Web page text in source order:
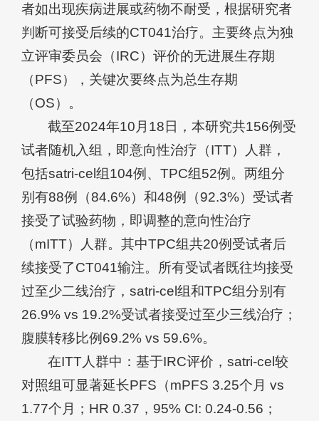
者如出现疾病进展或药物不耐受，根据研究者
判断可接受后续的CT041治疗。主要终点为独
立评审委员会（IRC）评价的无进展生存期
（PFS），关键次要终点为总生存期
（OS）。
截至2024年10月18日，本研究共156例受
试者随机入组，即意向性治疗（ITT）人群，
包括satri-cel组104例、TPC组52例。两组分
别有88例（84.6%）和48例（92.3%）受试者
接受了试验药物，即调整的意向性治疗
（mITT）人群。其中TPC组共20例受试者后
续接受了CT041输注。所有受试者既往均接受
过至少二线治疗，satri-cel组和TPC组分别有
26.9% vs 19.2%受试者接受过至少三线治疗；
腹膜转移比例69.2% vs 59.6%。
在ITT人群中：基于IRC评价，satri-cel较
对照组可显著延长PFS（mPFS 3.25个月 vs
1.77个月；HR 0.37，95% CI: 0.24-0.56；